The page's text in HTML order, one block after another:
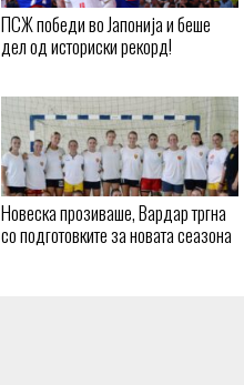
ПСЖ победи во Јапонија и беше
дел од историски рекорд!
Новеска прозиваше, Вардар тргна
со подготовките за новата сеазона